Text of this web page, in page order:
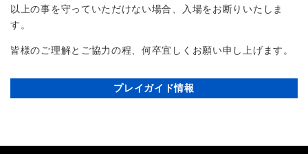
以上の事を守っていただけない場合、入場をお断りいたしま
す。
皆様のご理解とご協力の程、何卒宜しくお願い申し上げます。
プレイガイド情報